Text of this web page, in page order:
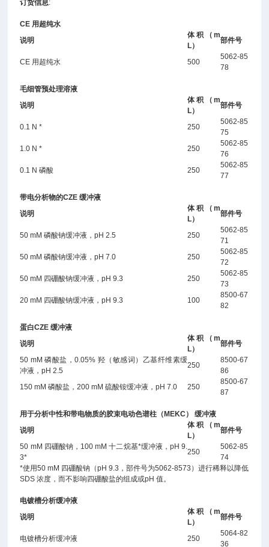
订货信息:
CE 用超纯水
说明
体积（m
L）
部件号
CE 用超纯水 500
5062-85
78
毛细管预处理溶液
说明
体积（m
L）
部件号
0.1 N * 250
5062-85
75
1.0 N *
250
5062-85
76
0.1 N 磷酸
250
5062-85
77
带电分析物的CZE 缓冲液
说明
体积（m
L）
部件号
50 mM 磷酸钠缓冲液，pH 2.5 250
5062-85
71
50 mM 磷酸钠缓冲液，pH 7.0
250
5062-85
72
50 mM 四硼酸钠缓冲液，pH 9.3
250
5062-85
73
20 mM 四硼酸钠缓冲液，pH 9.3
100
8500-67
82
蛋白CZE 缓冲液
说明
体积（m
L）
部件号
50 mM 磷酸盐，0.05% 羟（敏感词）乙基纤维素缓
冲液，pH 2.5
250
8500-67
86
150 mM 磷酸盐，200 mM 硫酸铵缓冲液，pH 7.0
250
8500-67
87
用于分析中性和带电物质的胶束电动色谱柱（MEKC） 缓冲液
说明
体积（m
L）
部件号
50 mM 四硼酸钠，100 mM 十二烷基*缓冲液，pH 9.
3*
250
5062-85
74
*使用50 mM 四硼酸钠（pH 9.3，部件号为5062-8573）进行稀释以降低
SDS 浓度，而不影响四硼酸盐的组成或pH 值。
电镀槽分析缓冲液
说明
体积（m
L）
部件号
电镀槽分析缓冲液 250
5064-82
36